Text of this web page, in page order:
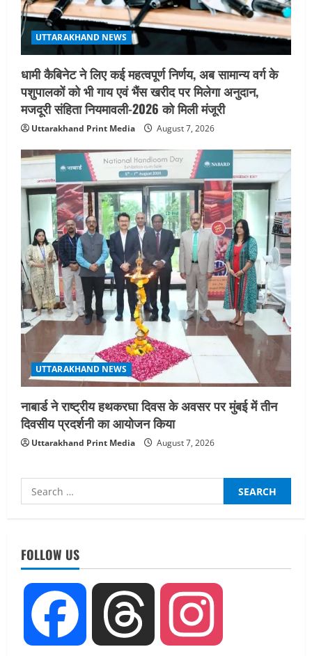
UTTARAKHAND NEWS
धामी कैबिनेट ने लिए कई महत्वपूर्ण निर्णय, अब सामान्य वर्ग के
पशुपालकों को भी गाय एवं भैंस खरीद पर मिलेगा अनुदान,
मजदूरी संहिता नियमावली-2026 को मिली मंजूरी
Uttarakhand Print Media August 7, 2026
UTTARAKHAND NEWS
नाबार्ड ने राष्ट्रीय हथकरघा दिवस के अवसर पर मुंबई में तीन
दिवसीय प्रदर्शनी का आयोजन किया
Uttarakhand Print Media August 7, 2026
Search
for:
FOLLOW US
Facebook Threads
खरीद पर मिलेगा अनुदान, मजदूरी संहिता
नियमावली-2026 को मिली मंजूरी
August 7, 2026
UTTARAKHAND NEWS
नाबार्ड ने राष्ट्रीय हथकरघा दिवस के अवसर पर
मुंबई में तीन दिवसीय प्रदर्शनी का आयोजन किया